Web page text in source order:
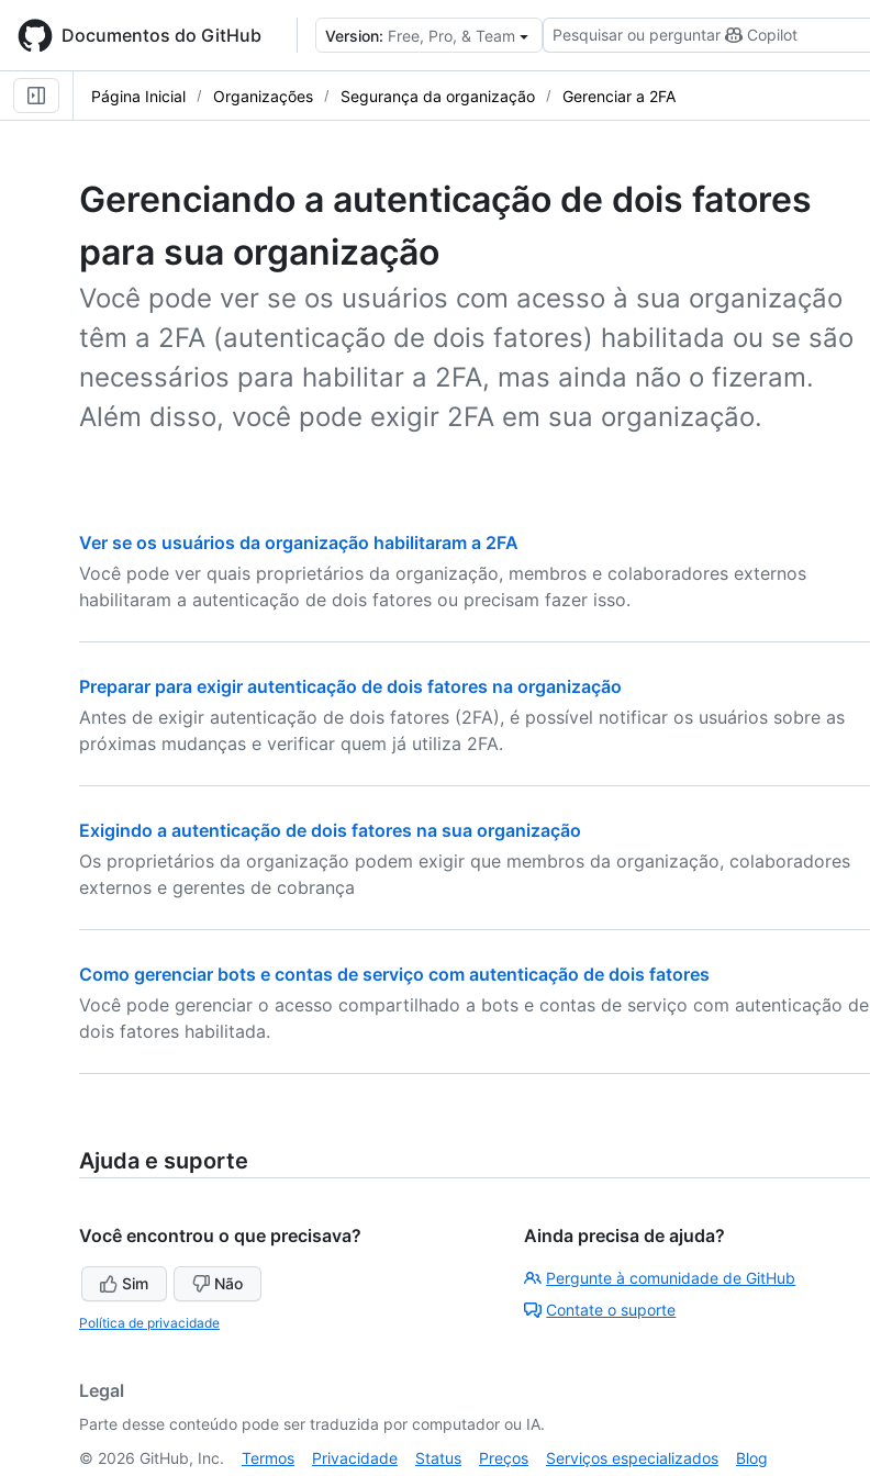
main
content
Documentos do GitHub Version: Free, Pro, & Team Pesquisar ou perguntar Copilot
Página Inicial Organizações Segurança da organização Gerenciar a 2FA
Gerenciando a autenticação de dois fatores
para sua organização
Você pode ver se os usuários com acesso à sua organização
têm a 2FA (autenticação de dois fatores) habilitada ou se são
necessários para habilitar a 2FA, mas ainda não o fizeram.
Além disso, você pode exigir 2FA em sua organização.
Ver se os usuários da organização habilitaram a 2FA
Você pode ver quais proprietários da organização, membros e colaboradores externos
habilitaram a autenticação de dois fatores ou precisam fazer isso.
Preparar para exigir autenticação de dois fatores na organização
Antes de exigir autenticação de dois fatores (2FA), é possível notificar os usuários sobre as
próximas mudanças e verificar quem já utiliza 2FA.
Exigindo a autenticação de dois fatores na sua organização
Os proprietários da organização podem exigir que membros da organização, colaboradores
externos e gerentes de cobrança
Como gerenciar bots e contas de serviço com autenticação de dois fatores
Você pode gerenciar o acesso compartilhado a bots e contas de serviço com autenticação de
dois fatores habilitada.
Ajuda e suporte
Você encontrou o que precisava?
Sim Não
Política de privacidade
Ainda precisa de ajuda?
Pergunte à comunidade de GitHub
Contate o suporte
Legal
Parte desse conteúdo pode ser traduzida por computador ou IA.
© 2026 GitHub, Inc. Termos Privacidade Status Preços Serviços especializados Blog